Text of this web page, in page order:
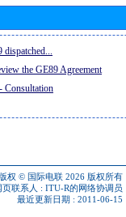
the GE89 Agreement
Consultation
版权 © 国际电联 2026 版权所有
页联系人 : ITU-R的网络协调员
最近更新日期 : 2011-06-15